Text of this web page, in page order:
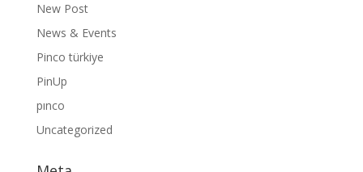
New Post
News & Events
Pinco türkiye
PinUp
pınco
Uncategorized